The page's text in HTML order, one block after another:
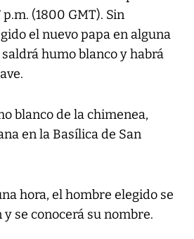
(1800 GMT). Sin
el nuevo papa en alguna
humo blanco y habrá
blanco de la chimenea,
en la Basílica de San
hora, el hombre elegido se
se conocerá su nombre.